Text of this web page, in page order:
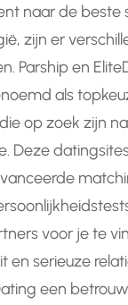
naar de beste
zijn er
Parship en
als
op zoek zijn
Deze
voor je te
en serieuze
een